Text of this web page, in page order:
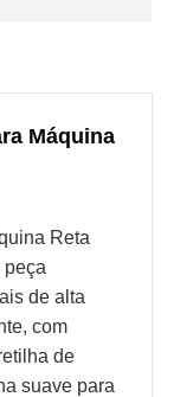
Máquina
Reta
peça
de alta
com
de
suave para